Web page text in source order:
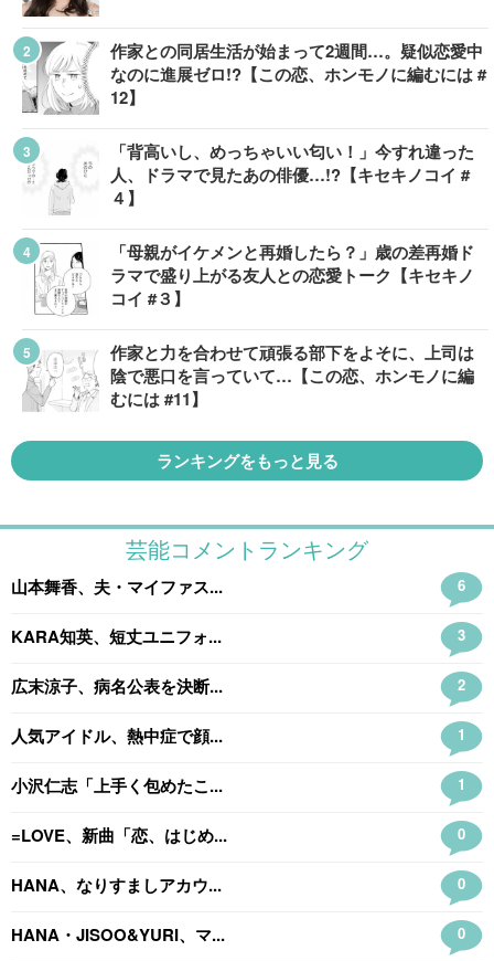
作家との同居生活が始まって2週間…。疑似恋愛中
なのに進展ゼロ!?【この恋、ホンモノに編むには #
12】
「背高いし、めっちゃいい匂い！」今すれ違った
人、ドラマで見たあの俳優…!?【キセキノコイ #
４】
「母親がイケメンと再婚したら？」歳の差再婚ド
ラマで盛り上がる友人との恋愛トーク【キセキノ
コイ #３】
作家と力を合わせて頑張る部下をよそに、上司は
陰で悪口を言っていて…【この恋、ホンモノに編
むには #11】
ランキングをもっと見る